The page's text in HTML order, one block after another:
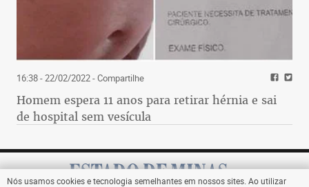
16:38 - 22/02/2022- Compartilhe
Homem espera 11 anos para retirar hérnia e sai
de hospital sem vesícula
Nós usamos cookies e tecnologia semelhantes em nossos sites. Ao utilizar